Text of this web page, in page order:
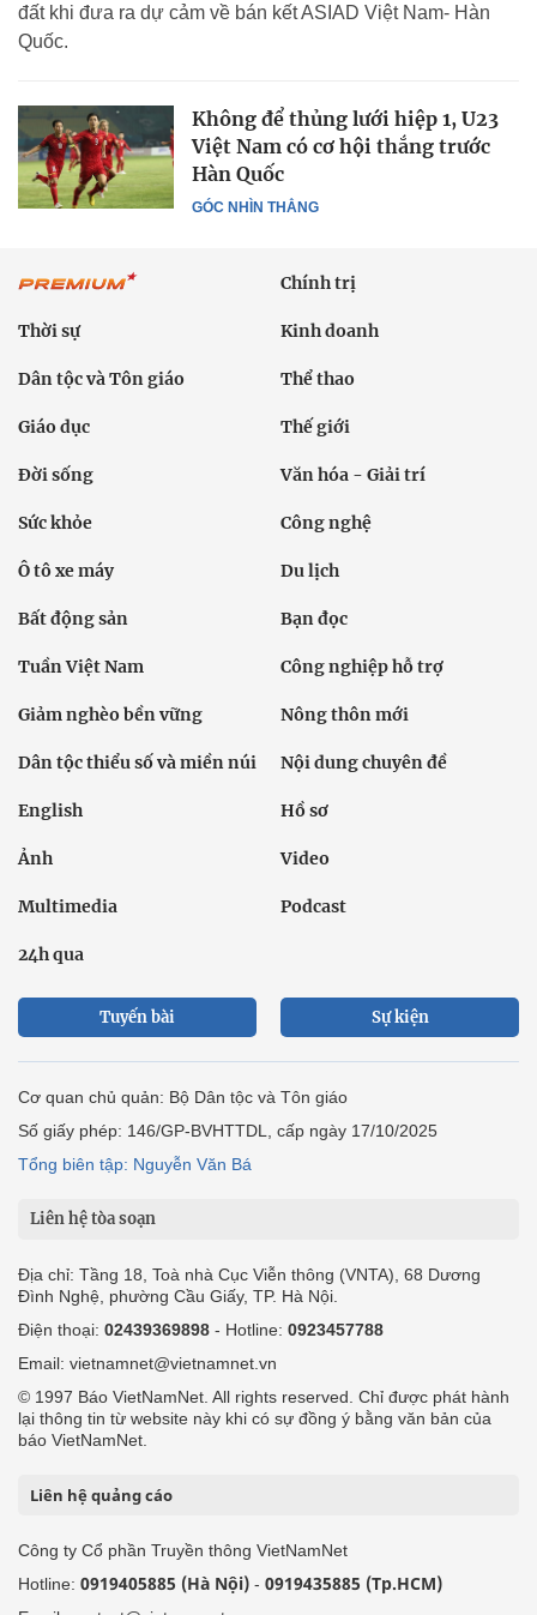
đất khi đưa ra dự cảm về bán kết ASIAD Việt Nam- Hàn
Quốc.
GÓC NHÌN THẲNG
Không để thủng lưới hiệp 1, U23
Việt Nam có cơ hội thắng trước
Hàn Quốc
Chính trị
Thời sự Kinh doanh
Dân tộc và Tôn giáo Thể thao
Giáo dục Thế giới
Đời sống Văn hóa - Giải trí
Sức khỏe Công nghệ
Ô tô xe máy Du lịch
Bất động sản Bạn đọc
Tuần Việt Nam Công nghiệp hỗ trợ
Giảm nghèo bền vững Nông thôn mới
Dân tộc thiểu số và miền núi Nội dung chuyên đề
English Hồ sơ
Ảnh Video
Multimedia Podcast
24h qua
Tuyến bài Sự kiện
Cơ quan chủ quản: Bộ Dân tộc và Tôn giáo
Số giấy phép: 146/GP-BVHTTDL, cấp ngày 17/10/2025
Tổng biên tập: Nguyễn Văn Bá
Liên hệ tòa soạn
Địa chỉ: Tầng 18, Toà nhà Cục Viễn thông (VNTA), 68 Dương
Đình Nghệ, phường Cầu Giấy, TP. Hà Nội.
Điện thoại: 02439369898 - Hotline: 0923457788
Email: vietnamnet@vietnamnet.vn
© 1997 Báo VietNamNet. All rights reserved. Chỉ được phát hành
lại thông tin từ website này khi có sự đồng ý bằng văn bản của
báo VietNamNet.
Liên hệ quảng cáo
Công ty Cổ phần Truyền thông VietNamNet
Hotline: 0919405885 (Hà Nội) - 0919435885 (Tp.HCM)